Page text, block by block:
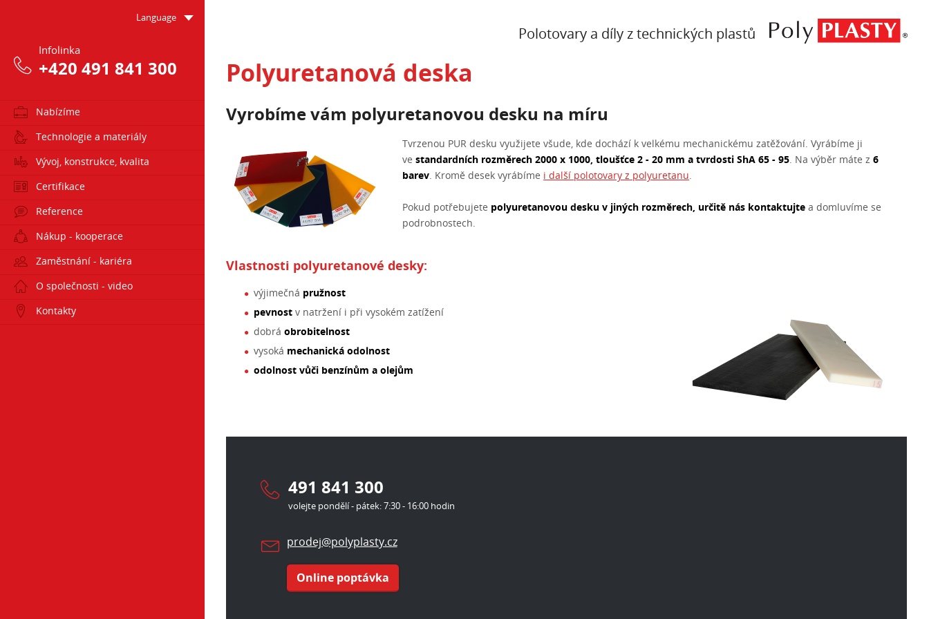
Language
Infolinka
+420 491 841 300
Nabízíme
Technologie a materiály
Vývoj, konstrukce, kvalita
Certifikace
Reference
Nákup - kooperace
Zaměstnání - kariéra
O společnosti - video
Kontakty
Polotovary a díly z technických plastů
Polyuretanová deska
Vyrobíme vám polyuretanovou desku na míru
Tvrzenou PUR desku využijete všude, kde dochází k velkému mechanickému zatěžování. Vyrábíme ji
vestandardních rozměrech 2000 x 1000, tloušťce 2 - 20 mm a tvrdosti ShA 65 - 95. Na výběr máte z6
barev. Kromě desek vyrábíme i další polotovary z polyuretanu.
Pokud potřebujete polyuretanovou desku v jiných rozměrech, určitě nás kontaktujte a domluvíme se
podrobnostech.
Vlastnosti polyuretanové desky:
výjimečná pružnost
pevnost v natržení i při vysokém zatížení
dobráobrobitelnost
vysoká mechanická odolnost
odolnost vůči benzínům a olejům
491 841 300
volejte pondělí - pátek: 7:30 - 16:00 hodin
prodej@polyplasty.cz
Online poptávka